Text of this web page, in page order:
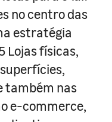
no centro das
estratégia
Lojas físicas,
também nas
e-commerce,